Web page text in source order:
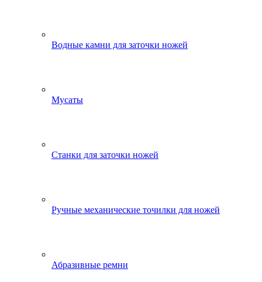
Водные камни для заточки ножей
Мусаты
Станки для заточки ножей
Ручные механические точилки для ножей
Абразивные ремни